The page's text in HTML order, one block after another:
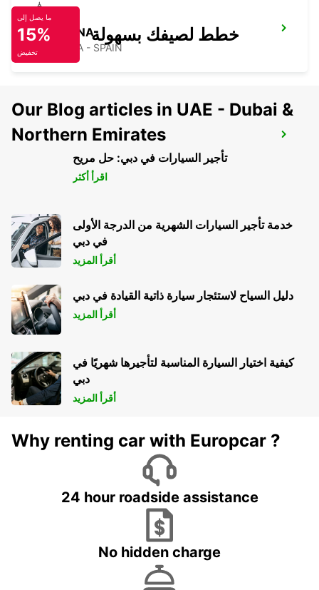
PAMPLONA
PAMPLONA - SPAIN
BIARRITZ GARE
BIARRITZ - FRANCE
ما يصل إلى
15%
تخفيض
خطط لصيفك بسهولة
Our Blog articles in UAE - Dubai &
Northern Emirates
تأجير السيارات في دبي: حل مريح
اقرأ أكثر
خدمة تأجير السيارات الشهرية من الدرجة الأولى
في دبي
أقرأ المزيد
دليل السياح لاستئجار سيارة ذاتية القيادة في دبي
أقرأ المزيد
كيفية اختيار السيارة المناسبة لتأجيرها شهريًا في
دبي
أقرأ المزيد
Why renting car with Europcar ?
24 hour roadside assistance
No hidden charge